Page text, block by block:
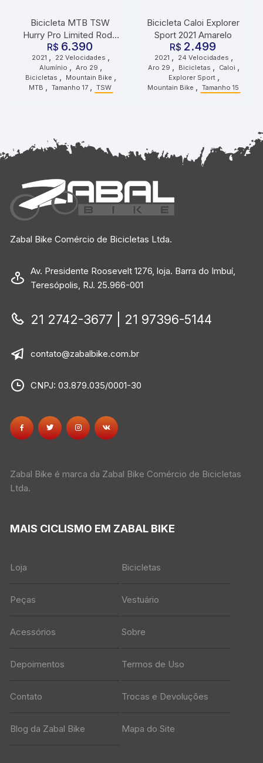
Bicicleta MTB TSW
Hurry Pro Limited Roda
29 Tamanho 17 22
Velocidades 2021 Cinza
Vermelho
R$ 6.390
2021 , 22 Velocidades ,
Alumínio , Aro 29 ,
Bicicletas , Mountain Bike ,
MTB , Tamanho 17 , TSW
Bicicleta Caloi Explorer
Sport 2021 Amarelo
R$ 2.499
2021 , 24 Velocidades ,
Aro 29 , Bicicletas , Caloi ,
Explorer Sport ,
Mountain Bike , Tamanho 15
Zabal Bike Comércio de Bicicletas Ltda.
Av. Presidente Roosevelt 1276, loja. Barra do Imbuí,
Teresópolis, RJ. 25.966-001
21 2742-3677 | 21 97396-5144
contato@zabalbike.com.br
CNPJ: 03.879.035/0001-30
Zabal Bike é marca da Zabal Bike Comércio de Bicicletas
Ltda.
MAIS CICLISMO EM ZABAL BIKE
Loja Bicicletas
Peças Vestuário
Acessórios Sobre
Depoimentos Termos de Uso
Contato Trocas e Devoluções
Blog da Zabal Bike Mapa do Site